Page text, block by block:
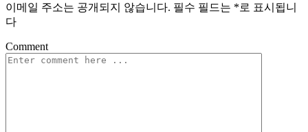
이메일 주소는 공개되지 않습니다. 필수 필드는 *로 표시됩니
다
Comment